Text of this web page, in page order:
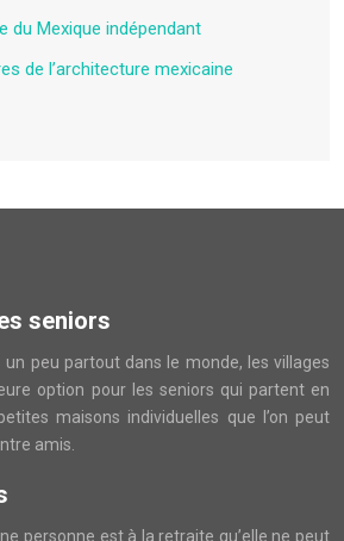
du Mexique indépendant
de l’architecture mexicaine
seniors
un peu partout dans le monde, les villages
option pour les seniors qui partent en
maisons individuelles que l’on peut
amis.
personne est à la retraite qu’elle ne peut